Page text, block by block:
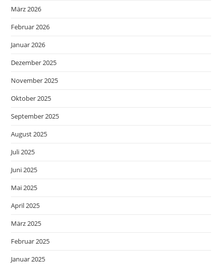
März 2026
Februar 2026
Januar 2026
Dezember 2025
November 2025
Oktober 2025
September 2025
August 2025
Juli 2025
Juni 2025
Mai 2025
April 2025
März 2025
Februar 2025
Januar 2025